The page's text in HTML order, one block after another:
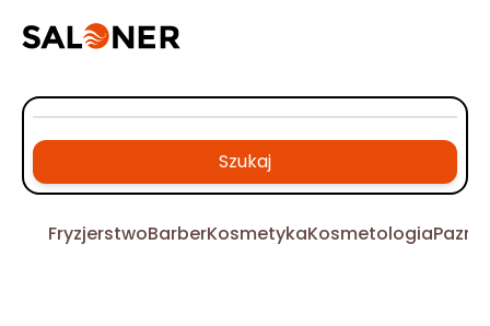
Szukaj
FryzjerstwoBarberKosmetykaKosmetologia